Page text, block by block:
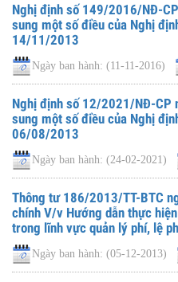
Nghị định số 149/2016/NĐ-
sung một số điều của Nghị
14/11/2013
Ngày ban hành: (11-11-2016)
Nghị định số 12/2021/NĐ-
sung một số điều của Nghị
06/08/2013
Ngày ban hành: (24-02-2021)
Thông tư 186/2013/TT-BTC
chính V/v Hướng dẫn thực
trong lĩnh vực quản lý phí, lệ
Ngày ban hành: (05-12-2013)